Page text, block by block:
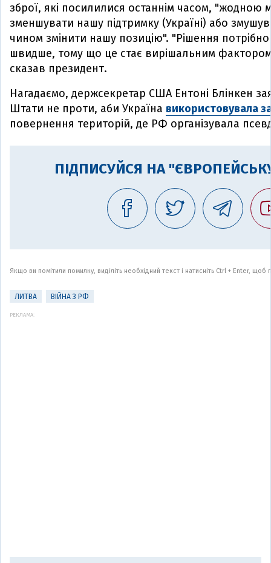
зброї, які посилилися останнім часом, "жодною
зменшувати нашу підтримку (Україні) або
чином змінити нашу позицію". "Рішення
швидше, тому що це стає вирішальним фактором
сказав президент.
Нагадаємо, держсекретар США Ентоні Блінкен
Штати не проти, аби Україна використовувала
повернення територій, де РФ організувала
ПІДПИСУЙСЯ НА
Якщо ви помітили помилку, виділіть необхідний текст і натисніть Ctrl + Enter,
ЛИТВА ВІЙНА З РФ
РЕКЛАМА: